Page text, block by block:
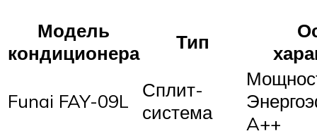
Модель
кондиционера
Тип
Funai FAY-09L
Сплит-
система
A++